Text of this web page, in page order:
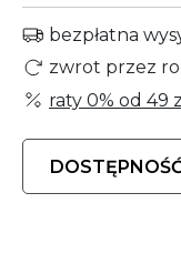
bezpłatna
zwrot przez
raty 0% od 49